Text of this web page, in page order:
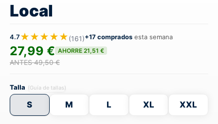
Local
4.7★★★★★(161)+17 comprados esta semana
27,99 € AHORRE 21,51 €
ANTES 49,50 €
Talla (Guía de tallas)
S M L XL XXL